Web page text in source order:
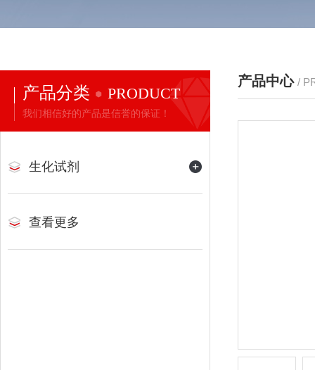
产品分类 PRODUCT
我们相信好的产品是信誉的保证！
生化试剂
查看更多
产品中心 /